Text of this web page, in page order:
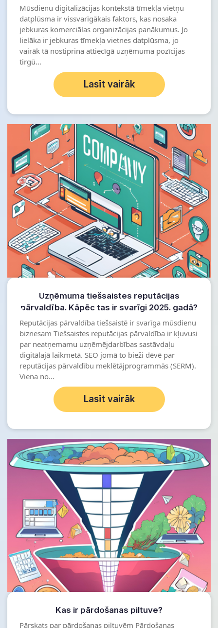
Mūsdienu digitalizācijas kontekstā tīmekļa vietņu
datplūsma ir vissvarīgākais faktors, kas nosaka
jebkuras komerciālas organizācijas panākumus. Jo
lielāka ir jebkuras tīmekļa vietnes datplūsma, jo
vairāk tā nostiprina attiecīgā uzņēmuma pozīcijas
tirgū...
Lasīt vairāk
Uzņēmuma tiešsaistes reputācijas
pārvaldība. Kāpēc tas ir svarīgi 2025. gadā?
Reputācijas pārvaldība tiešsaistē ir svarīga mūsdienu
biznesam Tiešsaistes reputācijas pārvaldība ir kļuvusi
par neatņemamu uzņēmējdarbības sastāvdaļu
digitālajā laikmetā. SEO jomā to bieži dēvē par
reputācijas pārvaldību meklētājprogrammās (SERM).
Viena no...
Lasīt vairāk
Kas ir pārdošanas piltuve?
Pārskats par pārdošanas piltuvēm Pārdošanas